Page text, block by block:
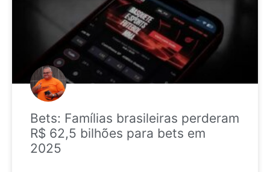
Bets: Famílias brasileiras perderam
R$ 62,5 bilhões para bets em
2025